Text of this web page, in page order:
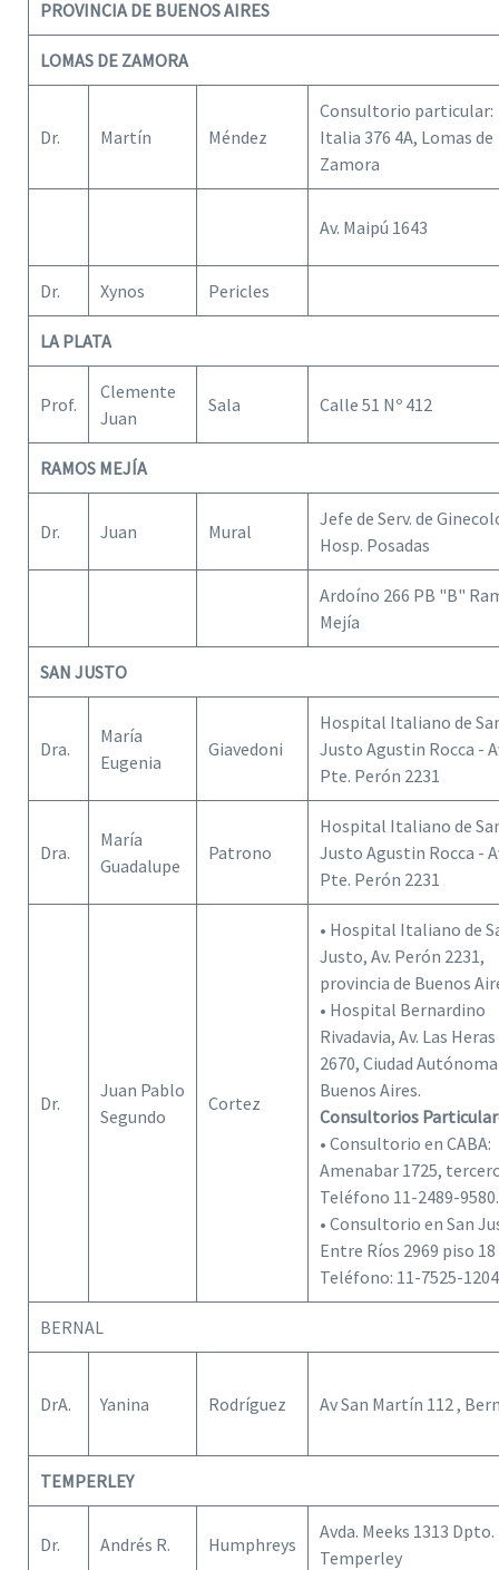
PROVINCIA DE BUENOS AIRES
LOMAS DE ZAMORA
Dr. Martín Méndez
Consultorio particular:
Italia 376 4A, Lomas de
Zamora
Av. Maipú 1643
Dr. Xynos Pericles
LA PLATA
Prof.
Clemente
Juan
Sala Calle 51 Nº 412
RAMOS MEJÍA
Dr. Juan Mural
Jefe de Serv. de
Hosp. Posadas
Ardoíno 266 PB "B"
Mejía
SAN JUSTO
Dra.
María
Eugenia
Giavedoni
Hospital Italiano de
Justo Agustin Rocca -
Pte. Perón 2231
Dra.
María
Guadalupe
Patrono
Hospital Italiano de
Justo Agustin Rocca -
Pte. Perón 2231
Dr.
Juan Pablo
Segundo
Cortez
• Hospital Italiano de
Justo, Av. Perón 2231,
provincia de Buenos
• Hospital Bernardino
Rivadavia, Av. Las Heras
2670, Ciudad
Buenos Aires.
Consultorios
• Consultorio en CABA:
Amenabar 1725,
Teléfono 11-2489-9580.
• Consultorio en San
Entre Ríos 2969 piso 18
Teléfono: 11-7525-1204
BERNAL
DrA. Yanina Rodríguez Av San Martín 112 ,
TEMPERLEY
Dr. Andrés R. Humphreys
Avda. Meeks 1313 Dpto.
Temperley